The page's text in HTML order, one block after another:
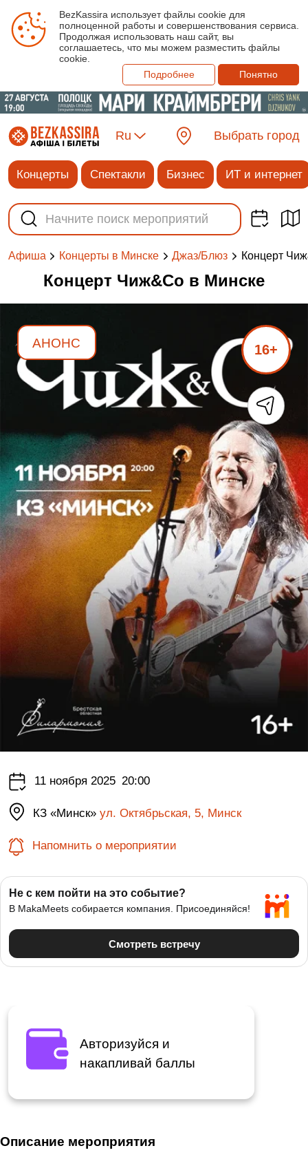
BezKassira использует файлы cookie для
полноценной работы и совершенствования сервиса.
Продолжая использовать наш сайт, вы
соглашаетесь, что мы можем разместить файлы
cookie.
Подробнее
Понятно
Ru Выбрать город
Концерты Спектакли Бизнес ИТ и интернет
Афиша Концерты в Минске Джаз/Блюз Концерт
Концерт Чиж&Co в Минске
АНОНС 16+
11 ноября 2025 20:00
КЗ «Минск»ул. Октябрьская, 5, Минск
Напомнить о мероприятии
Авторизуйся и
накапливай баллы
Описание мероприятия